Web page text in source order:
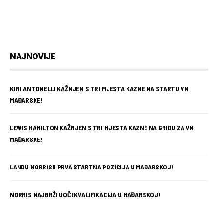
NAJNOVIJE
KIMI ANTONELLI KAŽNJEN S TRI MJESTA KAZNE NA STARTU VN
MAĐARSKE!
LEWIS HAMILTON KAŽNJEN S TRI MJESTA KAZNE NA GRIDU ZA VN
MAĐARSKE!
LANDU NORRISU PRVA STARTNA POZICIJA U MAĐARSKOJ!
NORRIS NAJBRŽI UOČI KVALIFIKACIJA U MAĐARSKOJ!